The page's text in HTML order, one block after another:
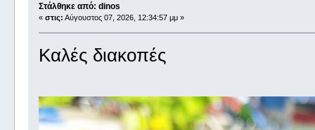
Στάλθηκε από: dinos
« στις: Αύγουστος 07, 2026, 12:34:57 μμ »
Καλές διακοπές